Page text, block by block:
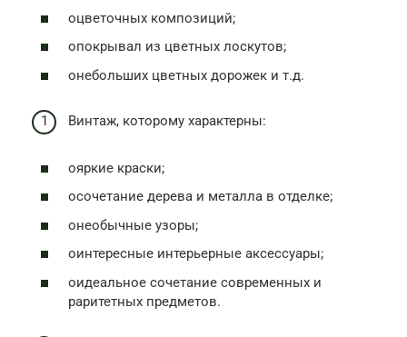
oцветочных композиций;
oпокрывал из цветных лоскутов;
oнебольших цветных дорожек и т.д.
Винтаж, которому характерны:
oяркие краски;
oсочетание дерева и металла в отделке;
oнеобычные узоры;
oинтересные интерьерные аксессуары;
oидеальное сочетание современных и
раритетных предметов.